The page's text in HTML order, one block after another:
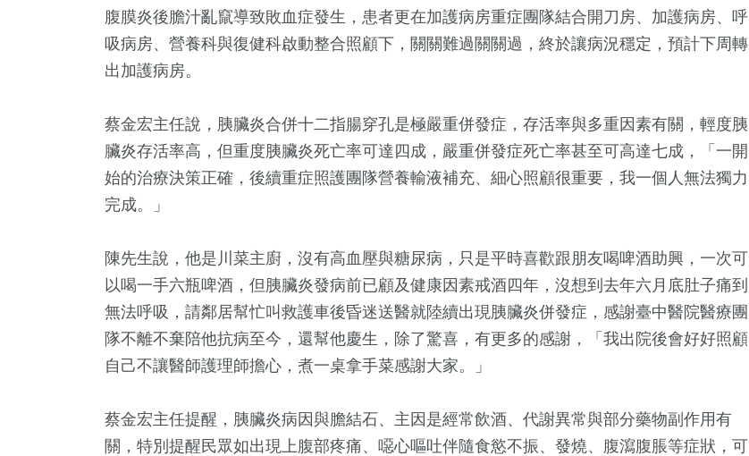
腹膜炎後膽汁亂竄導致敗血症發生，患者更在加護病房重症團隊結合開刀房、加護病房、呼
吸病房、營養科與復健科啟動整合照顧下，關關難過關關過，終於讓病況穩定，預計下周轉
出加護病房。
蔡金宏主任說，胰臟炎合併十二指腸穿孔是極嚴重併發症，存活率與多重因素有關，輕度胰
臟炎存活率高，但重度胰臟炎死亡率可達四成，嚴重併發症死亡率甚至可高達七成，「一開
始的治療決策正確，後續重症照護團隊營養輸液補充、細心照顧很重要，我一個人無法獨力
完成。」
陳先生說，他是川菜主廚，沒有高血壓與糖尿病，只是平時喜歡跟朋友喝啤酒助興，一次可
以喝一手六瓶啤酒，但胰臟炎發病前已顧及健康因素戒酒四年，沒想到去年六月底肚子痛到
無法呼吸，請鄰居幫忙叫救護車後昏迷送醫就陸續出現胰臟炎併發症，感謝臺中醫院醫療團
隊不離不棄陪他抗病至今，還幫他慶生，除了驚喜，有更多的感謝，「我出院後會好好照顧
自己不讓醫師護理師擔心，煮一桌拿手菜感謝大家。」
蔡金宏主任提醒，胰臟炎病因與膽結石、主因是經常飲酒、代謝異常與部分藥物副作用有
關，特別提醒民眾如出現上腹部疼痛、噁心嘔吐伴隨食慾不振、發燒、腹瀉腹脹等症狀，可
科技新知
旅遊
頭條 綜合新聞
農業